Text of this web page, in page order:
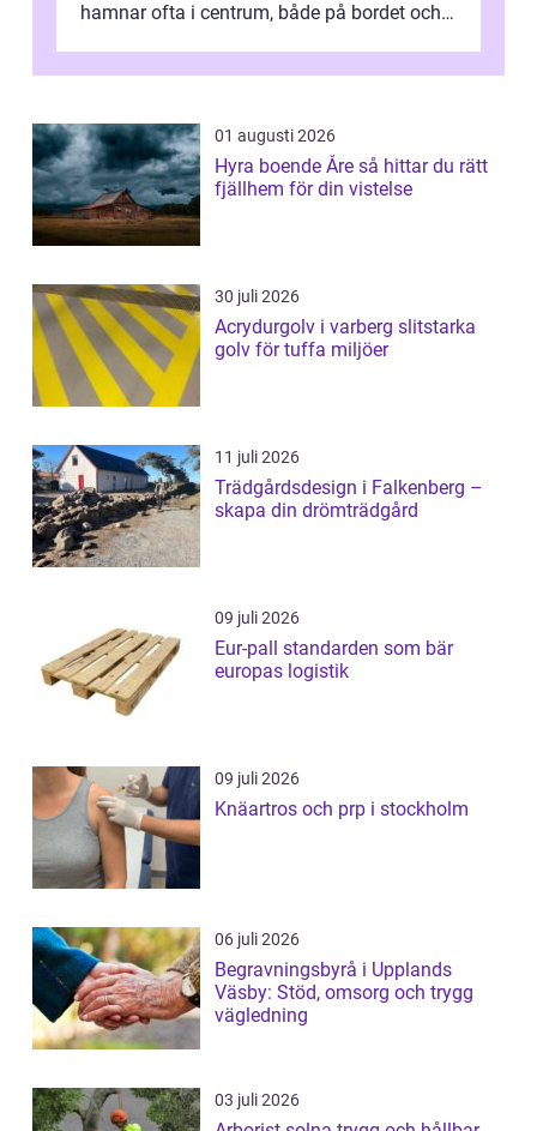
hamnar ofta i centrum, både på bordet och i
01 augusti 2026
Hyra boende Åre så hittar du rätt
fjällhem för din vistelse
30 juli 2026
Acrydurgolv i varberg slitstarka
golv för tuffa miljöer
11 juli 2026
Trädgårdsdesign i Falkenberg –
skapa din drömträdgård
09 juli 2026
Eur-pall standarden som bär
europas logistik
09 juli 2026
Knäartros och prp i stockholm
06 juli 2026
Begravningsbyrå i Upplands
Väsby: Stöd, omsorg och trygg
vägledning
03 juli 2026